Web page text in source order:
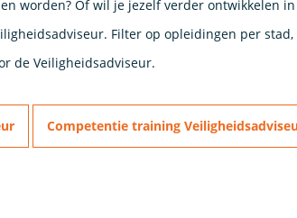
worden? Of wil je jezelf verder ontwikkelen
Filter op opleidingen per
de Veiligheidsadviseur.
Competentie training